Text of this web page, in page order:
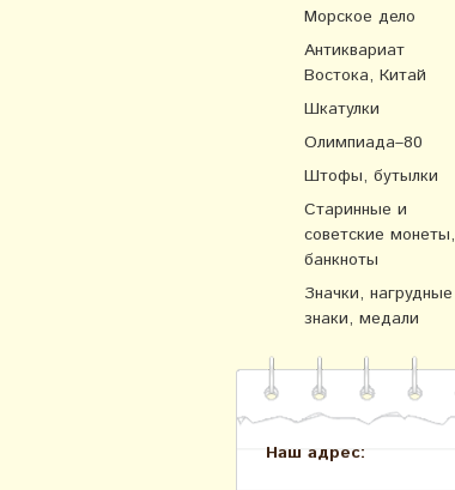
Морское дело
Антиквариат
Востока, Китай
Шкатулки
Олимпиада–80
Штофы, бутылки
Старинные и
советские монеты,
банкноты
Значки, нагрудные
знаки, медали
Наш адрес: